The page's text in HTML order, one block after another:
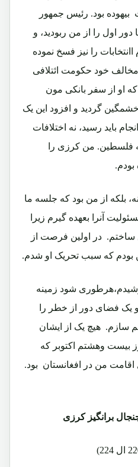
بیهوده بود. رئیس جمهور
اول را از من ربودید، و
را نیز فسخ نموده
خود حکومت ائتلافی
او از سفر بانکی مون
خشمگین گردید و افزود این یک
باید رسید، نه اختلافات
فلسطین. من کرزی را
بلکه از من بود که جلسه ما
آنرا بعهده گیرم زیرا
در اولین فرصت از
که سبب تحریک او شدم.
شود زمینه
و یک فضای دور از خطر را
سازم. هیچ یک از ایشان
بیست وهشتم اکتوبر که
من در افغانستان بود.
برانگیز کرزی